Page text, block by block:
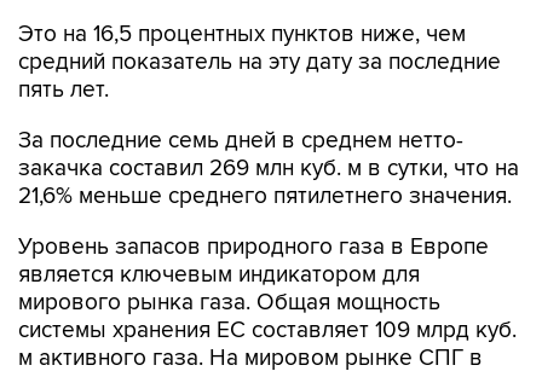
Это на 16,5 процентных пунктов ниже, чем
средний показатель на эту дату за последние
пять лет.
За последние семь дней в среднем нетто-
закачка составил 269 млн куб. м в сутки, что на
21,6% меньше среднего пятилетнего значения.
Уровень запасов природного газа в Европе
является ключевым индикатором для
мирового рынка газа. Общая мощность
системы хранения ЕС составляет 109 млрд куб.
м активного газа. На мировом рынке СПГ в